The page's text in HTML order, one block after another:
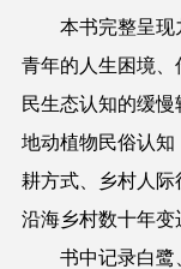
本书完整呈现
青年的人生困境
民生态认知的缓
地动植物民俗认
耕方式、乡村人
沿海乡村数十年变
书中记录白鹭